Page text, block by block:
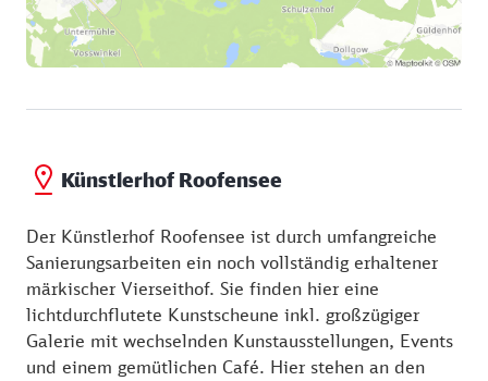
Künstlerhof Roofensee
Der Künstlerhof Roofensee ist durch umfangreiche
Sanierungsarbeiten ein noch vollständig erhaltener
märkischer Vierseithof. Sie finden hier eine
lichtdurchflutete Kunstscheune inkl. großzügiger
Galerie mit wechselnden Kunstausstellungen, Events
und einem gemütlichen Café. Hier stehen an den